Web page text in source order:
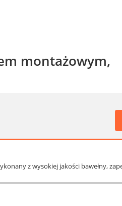
montażowym,
z wysokiej jakości bawełny,